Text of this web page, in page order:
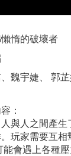
惰的破壞者
魏宇婕、 郭
：
與人之間產
玩家需要互
能會遇上各種